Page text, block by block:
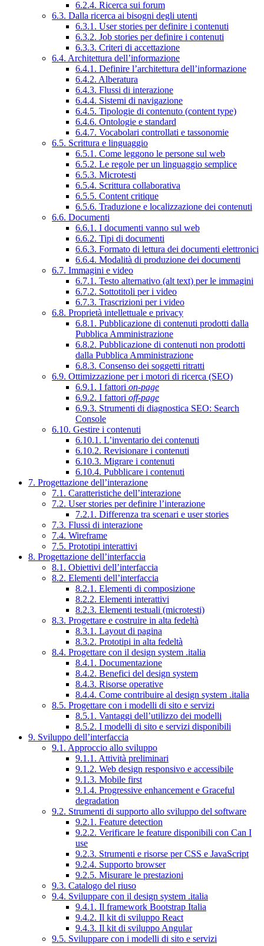
6.2.4. Ricerca sui forum
6.3. Dalla ricerca ai bisogni degli utenti
6.3.1. User stories per definire i contenuti
6.3.2. Job stories per definire i contenuti
6.3.3. Criteri di accettazione
6.4. Architettura dell’informazione
6.4.1. Definire l’architettura dell’informazione
6.4.2. Alberatura
6.4.3. Flussi di interazione
6.4.4. Sistemi di navigazione
6.4.5. Tipologie di contenuto (content type)
6.4.6. Ontologie e standard
6.4.7. Vocabolari controllati e tassonomie
6.5. Scrittura e linguaggio
6.5.1. Come leggono le persone sul web
6.5.2. Le regole per un linguaggio semplice
6.5.3. Microtesti
6.5.4. Scrittura collaborativa
6.5.5. Content critique
6.5.6. Traduzione e localizzazione dei contenuti
6.6. Documenti
6.6.1. I documenti vanno sul web
6.6.2. Tipi di documenti
6.6.3. Formato di lettura dei documenti elettronici
6.6.4. Modalità di produzione dei documenti
6.7. Immagini e video
6.7.1. Testo alternativo (alt text) per le immagini
6.7.2. Sottotitoli per i video
6.7.3. Trascrizioni per i video
6.8. Proprietà intellettuale e privacy
6.8.1. Pubblicazione di contenuti prodotti dalla
Pubblica Amministrazione
6.8.2. Pubblicazione di contenuti non prodotti
dalla Pubblica Amministrazione
6.8.3. Consenso dei soggetti ritratti
6.9. Ottimizzazione per i motori di ricerca (SEO)
6.9.1. I fattori on-page
6.9.2. I fattori off-page
6.9.3. Strumenti di diagnostica SEO: Search
Console
6.10. Gestire i contenuti
6.10.1. L’inventario dei contenuti
6.10.2. Revisionare i contenuti
6.10.3. Migrare i contenuti
6.10.4. Pubblicare i contenuti
7. Progettazione dell’interazione
7.1. Caratteristiche dell’interazione
7.2. User stories per definire l’interazione
7.2.1. Differenza tra scenari e user stories
7.3. Flussi di interazione
7.4. Wireframe
7.5. Prototipi interattivi
8. Progettazione dell’interfaccia
8.1. Obiettivi dell’interfaccia
8.2. Elementi dell’interfaccia
8.2.1. Elementi di composizione
8.2.2. Elementi interattivi
8.2.3. Elementi testuali (microtesti)
8.3. Progettare e costruire in alta fedeltà
8.3.1. Layout di pagina
8.3.2. Prototipi in alta fedeltà
8.4. Progettare con il design system .italia
8.4.1. Documentazione
8.4.2. Benefici del design system
8.4.3. Risorse operative
8.4.4. Come contribuire al design system .italia
8.5. Progettare con i modelli di sito e servizi
8.5.1. Vantaggi dell’utilizzo dei modelli
8.5.2. I modelli di sito e servizi disponibili
9. Sviluppo dell’interfaccia
9.1. Approccio allo sviluppo
9.1.1. Attività preliminari
9.1.2. Web design responsivo e accessibile
9.1.3. Mobile first
9.1.4. Progressive enhancement e Graceful
degradation
9.2. Strumenti di supporto allo sviluppo del software
9.2.1. Feature detection
9.2.2. Verificare le feature disponibili con Can I
use
9.2.3. Strumenti e risorse per CSS e JavaScript
9.2.4. Supporto browser
9.2.5. Misurare le prestazioni
9.3. Catalogo del riuso
9.4. Sviluppare con il design system .italia
9.4.1. Il framework Bootstrap Italia
9.4.2. Il kit di sviluppo React
9.4.3. Il kit di sviluppo Angular
9.5. Sviluppare con i modelli di sito e servizi